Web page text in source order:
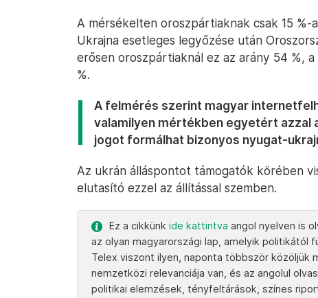
A mérsékelten oroszpártiaknak csak 15
Ukrajna esetleges legyőzése után
erősen oroszpártiaknál ez az arány 54 %,
%.
A felmérés szerint magyar
valamilyen mértékben egyetért azzal
jogot formálhat bizonyos nyugat-
Az ukrán álláspontot támogatók körében
elutasító ezzel az állítással szemben.
Ez a cikkünk ide kattintva angol nyelven is
az olyan magyarországi lap, amelyik politikától
Telex viszont ilyen, naponta többször közöljük
nemzetközi relevanciája van, és az angolul
politikai elemzések, tényfeltárások, színes